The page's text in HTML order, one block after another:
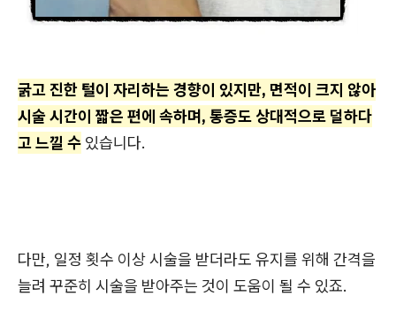
굵고 진한 털이 자리하는 경향이 있지만, 면적이 크지 않아
시술 시간이 짧은 편에 속하며, 통증도 상대적으로 덜하다
고 느낄 수 있습니다.
다만, 일정 횟수 이상 시술을 받더라도 유지를 위해 간격을
늘려 꾸준히 시술을 받아주는 것이 도움이 될 수 있죠.